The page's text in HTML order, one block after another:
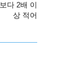
다 2배 이
상 적어